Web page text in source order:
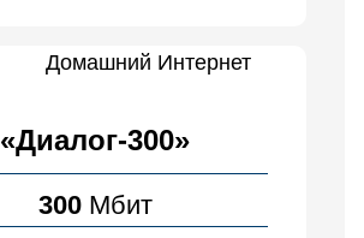
Домашний Интернет
«Диалог-300»
300 Мбит